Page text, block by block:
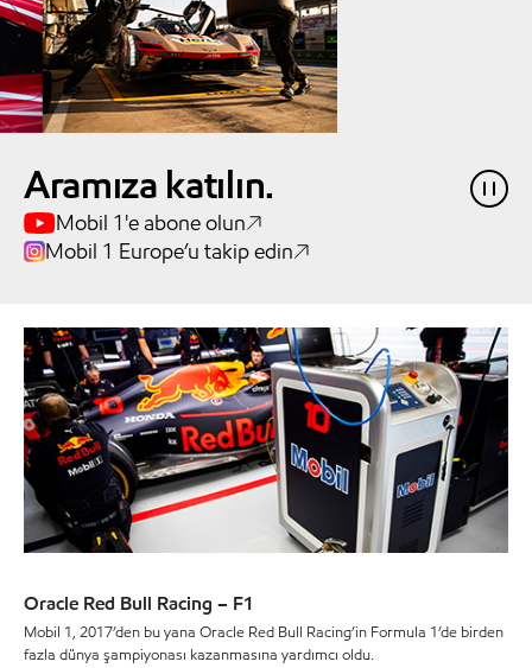
Aramıza katılın.
Mobil 1'e abone olun
Mobil 1 Europe’u takip edin
Oracle Red Bull Racing – F1
Mobil 1, 2017’den bu yana Oracle Red Bull Racing’in Formula 1’de birden
fazla dünya şampiyonası kazanmasına yardımcı oldu.